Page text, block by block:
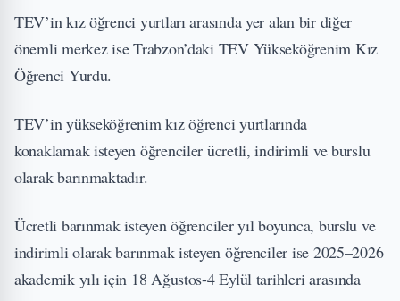
TEV’in kız öğrenci yurtları arasında yer alan bir diğer
önemli merkez ise Trabzon’daki TEV Yükseköğrenim Kız
Öğrenci Yurdu.
TEV’in yükseköğrenim kız öğrenci yurtlarında
konaklamak isteyen öğrenciler ücretli, indirimli ve burslu
olarak barınmaktadır.
Ücretli barınmak isteyen öğrenciler yıl boyunca, burslu ve
indirimli olarak barınmak isteyen öğrenciler ise 2025–2026
akademik yılı için 18 Ağustos-4 Eylül tarihleri arasında